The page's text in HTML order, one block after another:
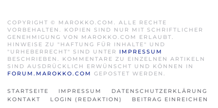
COPYRIGHT © MAROKKO.COM. ALLE RECHTE
VORBEHALTEN. KOPIEN SIND NUR MIT SCHRIFTLICHER
GENEHMIGUNG VON MAROKKO.COM ERLAUBT.
HINWEISE ZU "HAFTUNG FÜR INHALTE" UND
"URHEBERRECHT" SIND UNTER IMPRESSUM
BESCHRIEBEN. KOMMENTARE ZU EINZELNEN ARTIKELN
SIND AUSDRÜCKLICH ERWÜNSCHT UND KÖNNEN IN
FORUM.MAROKKO.COM GEPOSTET WERDEN.
STARTSEITE IMPRESSUM
DATENSCHUTZERKLÄRUNG
KONTAKT
LOGIN (REDAKTION) BEITRAG EINREICHEN